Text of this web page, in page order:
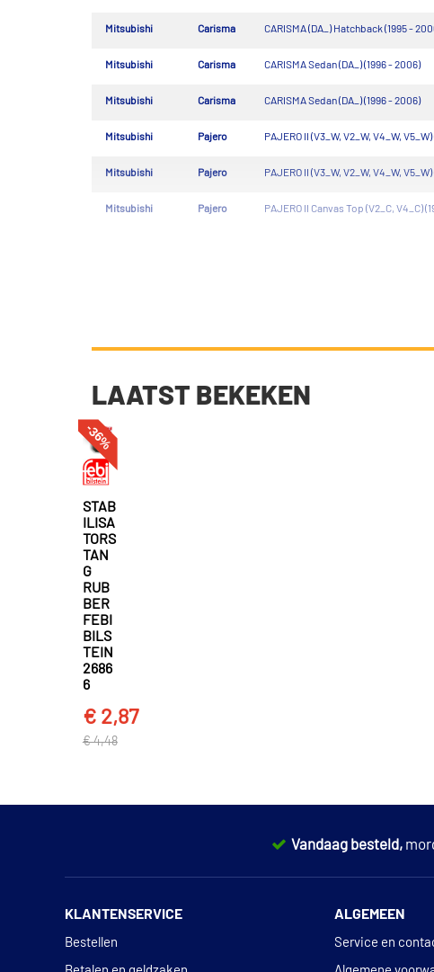
Mitsubishi Carisma CARISMA (DA_) Hatchback (1995 -
Mitsubishi Carisma CARISMA Sedan (DA_) (1996 - 2006)
Mitsubishi Carisma CARISMA Sedan (DA_) (1996 - 2006)
Mitsubishi Pajero PAJERO II (V3_W, V2_W, V4_W,
Mitsubishi Pajero PAJERO II (V3_W, V2_W, V4_W,
Mitsubishi Pajero PAJERO II Canvas Top (V2_C, V4_C)
LAATST BEKEKEN
-36%
STAB
ILISA
TORS
TAN
G
RUB
BER
FEBI
BILS
TEIN
2686
6
€ 2,87
€ 4,48
Vandaag besteld,
KLANTENSERVICE
Bestellen
ALGEMEEN
Service en